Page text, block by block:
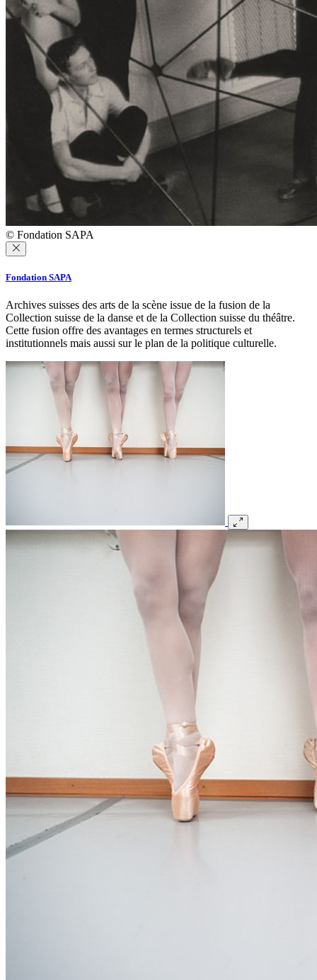
© Fondation SAPA
Fondation SAPA
Archives suisses des arts de la scène issue de la fusion de la
Collection suisse de la danse et de la Collection suisse du théâtre.
Cette fusion offre des avantages en termes structurels et
institutionnels mais aussi sur le plan de la politique culturelle.